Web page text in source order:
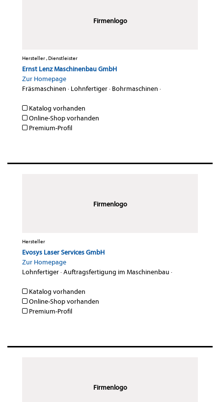
Firmenlogo
Hersteller , Dienstleister
Ernst Lenz Maschinenbau GmbH
Zur Homepage
Fräsmaschinen · Lohnfertiger· Bohrmaschinen ·
Katalog vorhanden
Online-Shop vorhanden
Premium-Profil
Firmenlogo
Hersteller
Evosys Laser Services GmbH
Zur Homepage
Lohnfertiger·Auftragsfertigung im Maschinenbau ·
Katalog vorhanden
Online-Shop vorhanden
Premium-Profil
Firmenlogo